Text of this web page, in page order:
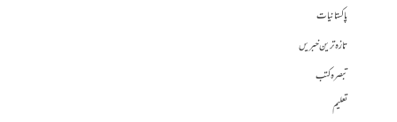
پاکستانیات
تازہ ترین خبریں
تبصرہ کتب
تعلیم